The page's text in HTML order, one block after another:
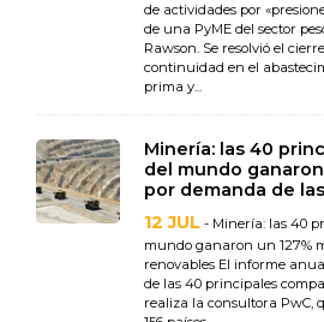
de actividades por
de una PyME del sector
Rawson. Se resolvió el
continuidad en el
prima y...
Minería: las 40
del mundo ganaron
por demanda de
12 JUL - Minería: las 40
mundo ganaron un 127%
renovables El informe
de las 40 principales
realiza la consultora PwC,